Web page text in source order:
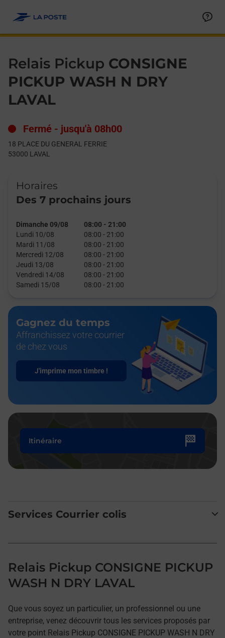
Relais Pickup CONSIGNE
PICKUP WASH N DRY
LAVAL
Fermé - jusqu'à 08h00
18 PLACE DU GENERAL FERRIE
53000 LAVAL
Horaires
Des 7 prochains jours
Dimanche 09/08 08:00 - 21:00
Lundi 10/08
08:00 - 21:00
Mardi 11/08
08:00 - 21:00
Mercredi 12/08
08:00 - 21:00
Jeudi 13/08
08:00 - 21:00
Vendredi 14/08
08:00 - 21:00
Samedi 15/08
08:00 - 21:00
Gagnez du temps
Affranchissez votre courrier
de chez vous
J'imprime mon timbre !
Itinéraire
Services Courrier colis
Relais Pickup CONSIGNE PICKUP
WASH N DRY LAVAL
Que vous soyez un particulier, un professionnel ou une
entreprise, venez découvrir tous les services proposés par
votre point Relais Pickup CONSIGNE PICKUP WASH N DRY